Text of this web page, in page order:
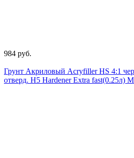
984 руб.
Грунт Акриловый Acryfiller HS 4:1
отверд. Н5 Hardener Extra fast(0.25л)